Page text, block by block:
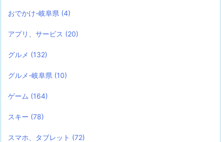
おでかけ-岐阜県 (4)
アプリ、サービス (20)
グルメ (132)
グルメ-岐阜県 (10)
ゲーム (164)
スキー (78)
スマホ、タブレット (72)